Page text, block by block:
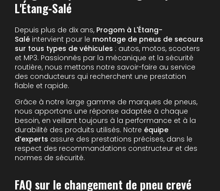
L'Étang-Salé
Depuis plus de dix ans, Progom à L'Étang-
Salé intervient pour le montage de pneus de secours
sur tous types de véhicules : autos, motos, scooters
et MP3. Passionnés par la mécanique et la sécurité
routière, nous mettons notre savoir-faire au service
des conducteurs qui recherchent une prestation
fiable et rapide.
Grâce à notre large gamme de marques de pneus,
nous apportons une réponse adaptée à chaque
besoin, en veillant toujours à la performance et à la
durabilité des produits utilisés. Notre équipe
d’experts assure des prestations précises, dans le
respect des recommandations constructeur et des
normes de sécurité.
FAQ sur le changement de pneu crevé